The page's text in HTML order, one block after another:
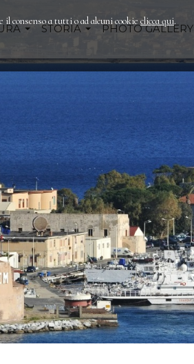
STORIA PHOTO GALLERY
consenso a tutti o ad alcuni cookie clicca qui.